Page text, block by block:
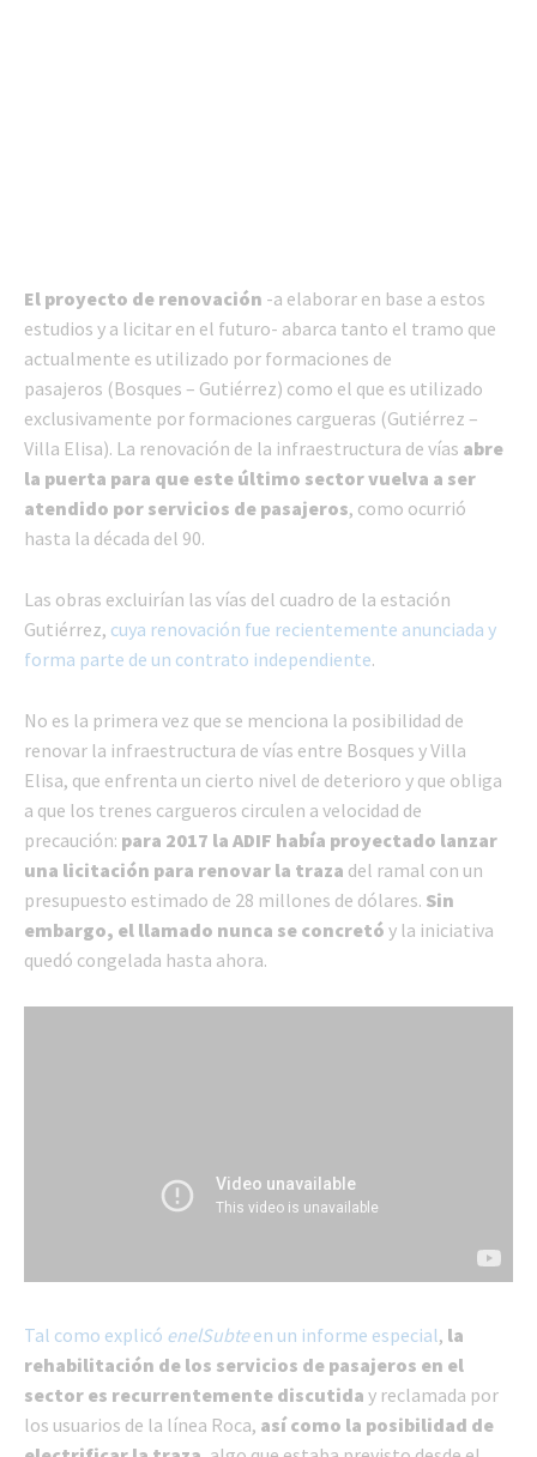
El proyecto de renovación -a elaborar en base a estos
estudios y a licitar en el futuro- abarca tanto el tramo que
actualmente es utilizado por formaciones de
pasajeros (Bosques – Gutiérrez) como el que es utilizado
exclusivamente por formaciones cargueras (Gutiérrez –
Villa Elisa). La renovación de la infraestructura de vías abre
la puerta para que este último sector vuelva a ser
atendido por servicios de pasajeros, como ocurrió
hasta la década del 90.
Las obras excluirían las vías del cuadro de la estación
Gutiérrez, cuya renovación fue recientemente anunciada y
forma parte de un contrato independiente.
No es la primera vez que se menciona la posibilidad de
renovar la infraestructura de vías entre Bosques y Villa
Elisa, que enfrenta un cierto nivel de deterioro y que obliga
a que los trenes cargueros circulen a velocidad de
precaución: para 2017 la ADIF había proyectado lanzar
una licitación para renovar la traza del ramal con un
presupuesto estimado de 28 millones de dólares. Sin
embargo, el llamado nunca se concretó y la iniciativa
quedó congelada hasta ahora.
Tal como explicó enelSubteen un informe especial, la
rehabilitación de los servicios de pasajeros en el
sector es recurrentemente discutida y reclamada por
los usuarios de la línea Roca, así como la posibilidad de